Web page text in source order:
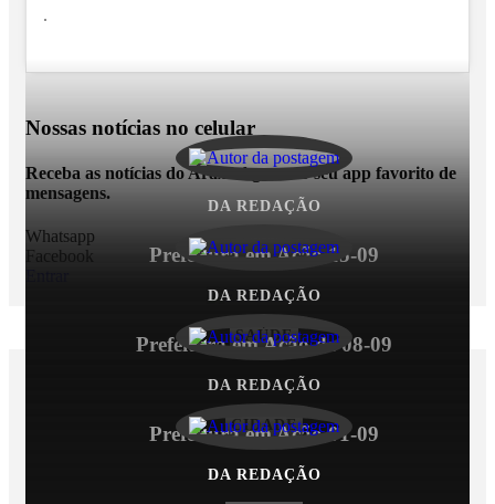
.
Nossas notícias no celular
Receba as notícias do Araxá Agora no seu app favorito de
mensagens.
Whatsapp
Facebook
VEJA TAMBÉM
DA REDAÇÃO
Prefeitura em Ação 15-09
SAÚDE
DA REDAÇÃO
Prefeitura em Ação de 08-09
CIDADE
DA REDAÇÃO
Prefeitura em Ação 01-09
DA REDAÇÃO